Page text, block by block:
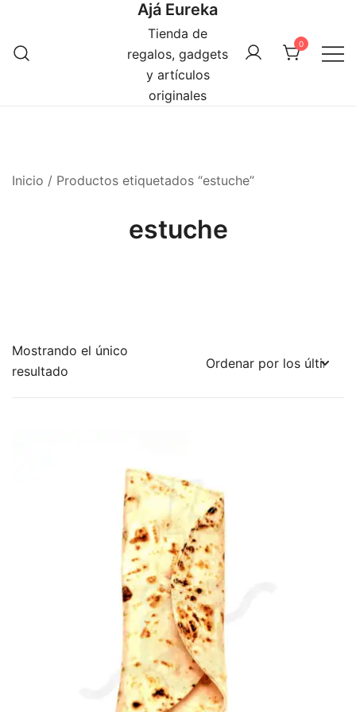
contenido
Ajá Eureka
Tienda de
regalos, gadgets
y artículos
originales
0
Inicio / Productos etiquetados “estuche”
estuche
Mostrando el único
resultado